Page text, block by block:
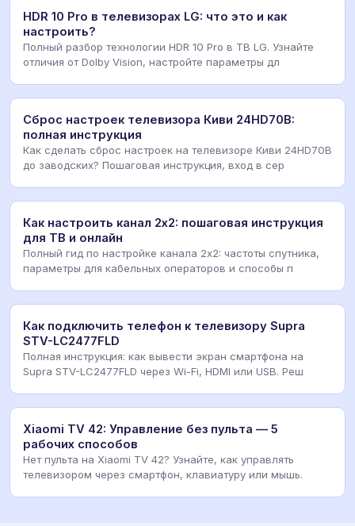
HDR 10 Pro в телевизорах LG: что это и как
настроить?
Полный разбор технологии HDR 10 Pro в ТВ LG. Узнайте
отличия от Dolby Vision, настройте параметры дл
Сброс настроек телевизора Киви 24HD70B:
полная инструкция
Как сделать сброс настроек на телевизоре Киви 24HD70B
до заводских? Пошаговая инструкция, вход в сер
Как настроить канал 2х2: пошаговая инструкция
для ТВ и онлайн
Полный гид по настройке канала 2х2: частоты спутника,
параметры для кабельных операторов и способы п
Как подключить телефон к телевизору Supra
STV-LC2477FLD
Полная инструкция: как вывести экран смартфона на
Supra STV-LC2477FLD через Wi-Fi, HDMI или USB. Реш
Xiaomi TV 42: Управление без пульта — 5
рабочих способов
Нет пульта на Xiaomi TV 42? Узнайте, как управлять
телевизором через смартфон, клавиатуру или мышь.